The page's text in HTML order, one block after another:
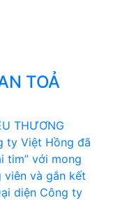
TOẢ
THƯƠNG
ty Việt Hồng đã
tim” với mong
viên và gắn kết
diện Công ty